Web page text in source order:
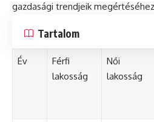
gazdasági trendjeik
Tartalom
Év
Férfi
lakosság
Női
lakosság